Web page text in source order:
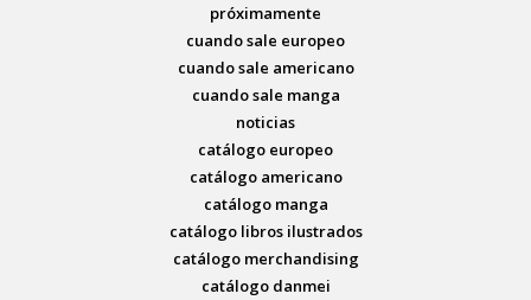
próximamente
cuando sale europeo
cuando sale americano
cuando sale manga
noticias
catálogo europeo
catálogo americano
catálogo manga
catálogo libros ilustrados
catálogo merchandising
catálogo danmei